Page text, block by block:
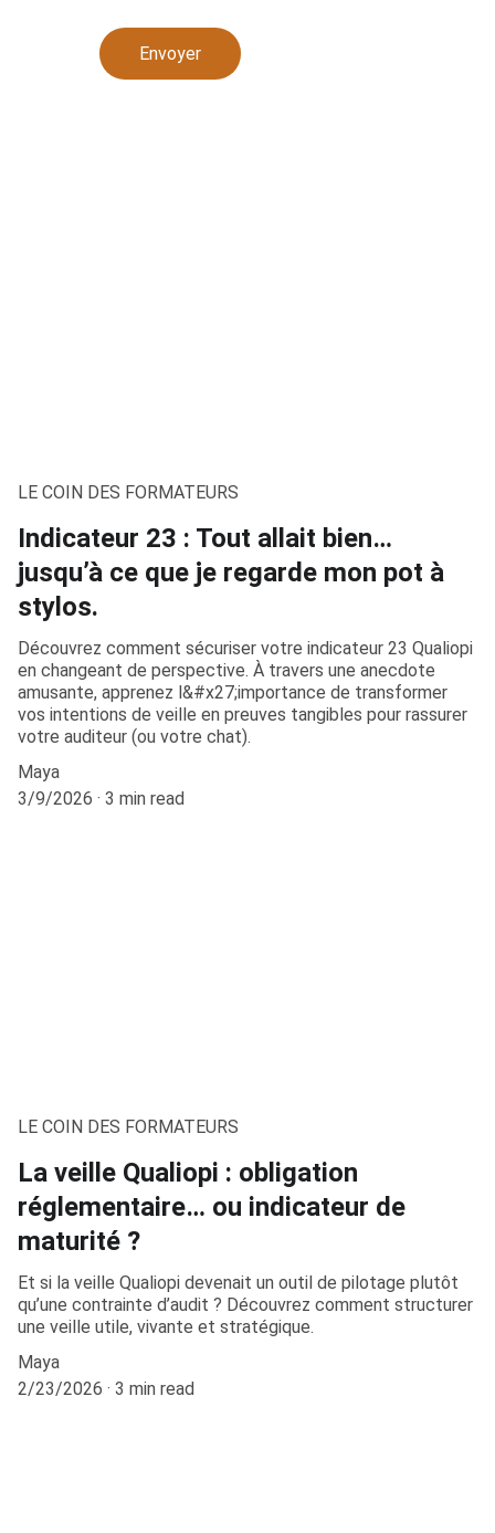
Envoyer
LE COIN DES FORMATEURS
Indicateur 23 : Tout allait bien…
jusqu’à ce que je regarde mon pot à
stylos.
Découvrez comment sécuriser votre indicateur 23 Qualiopi
en changeant de perspective. À travers une anecdote
amusante, apprenez l&#x27;importance de transformer
vos intentions de veille en preuves tangibles pour rassurer
votre auditeur (ou votre chat).
Maya
3/9/2026
3 min read
LE COIN DES FORMATEURS
La veille Qualiopi : obligation
réglementaire… ou indicateur de
maturité ?
Et si la veille Qualiopi devenait un outil de pilotage plutôt
qu’une contrainte d’audit ? Découvrez comment structurer
une veille utile, vivante et stratégique.
Maya
2/23/2026
3 min read